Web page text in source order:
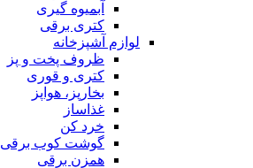
آبمیوه گیری
کتری برقی
لوازم آشپزخانه
ظروف پخت و پز
کتری و قوری
بخارپز، هواپز
غذاساز
خرد کن
گوشت کوب برقی
همزن برقی